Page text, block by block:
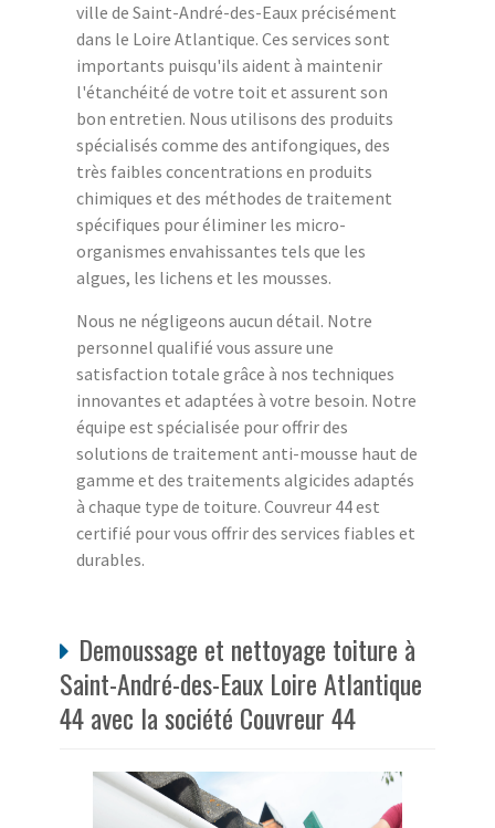
ville de Saint-André-des-Eaux précisément
dans le Loire Atlantique. Ces services sont
importants puisqu'ils aident à maintenir
l'étanchéité de votre toit et assurent son
bon entretien. Nous utilisons des produits
spécialisés comme des antifongiques, des
très faibles concentrations en produits
chimiques et des méthodes de traitement
spécifiques pour éliminer les micro-
organismes envahissantes tels que les
algues, les lichens et les mousses.
Nous ne négligeons aucun détail. Notre
personnel qualifié vous assure une
satisfaction totale grâce à nos techniques
innovantes et adaptées à votre besoin. Notre
équipe est spécialisée pour offrir des
solutions de traitement anti-mousse haut de
gamme et des traitements algicides adaptés
à chaque type de toiture. Couvreur 44 est
certifié pour vous offrir des services fiables et
durables.
Demoussage et nettoyage toiture à
Saint-André-des-Eaux Loire Atlantique
44 avec la société Couvreur 44